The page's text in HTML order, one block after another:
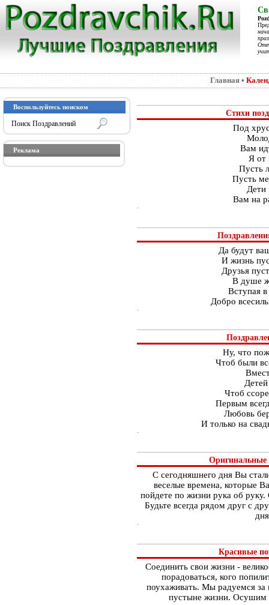
Главная •
Воспользуйтесь поиском
Реклама
Стихи
Под
Вам
Я от
Пусть
Пусть
Дети
Вам на
Да будут
И жизнь
Друзья
В душе
Вступая
Добро
Ну, что
Чтоб были
Чтоб
Первым
Любовь
И только на
Оригинальные
С сегодняшнего дня Вы
веселые времена, которые
пойдете по жизни рука об
Будьте всегда рядом друг с
Красивые
Соединить свои жизни -
порадоваться, кого
поухаживать. Мы радуемся за
пустыне жизни. Осушим